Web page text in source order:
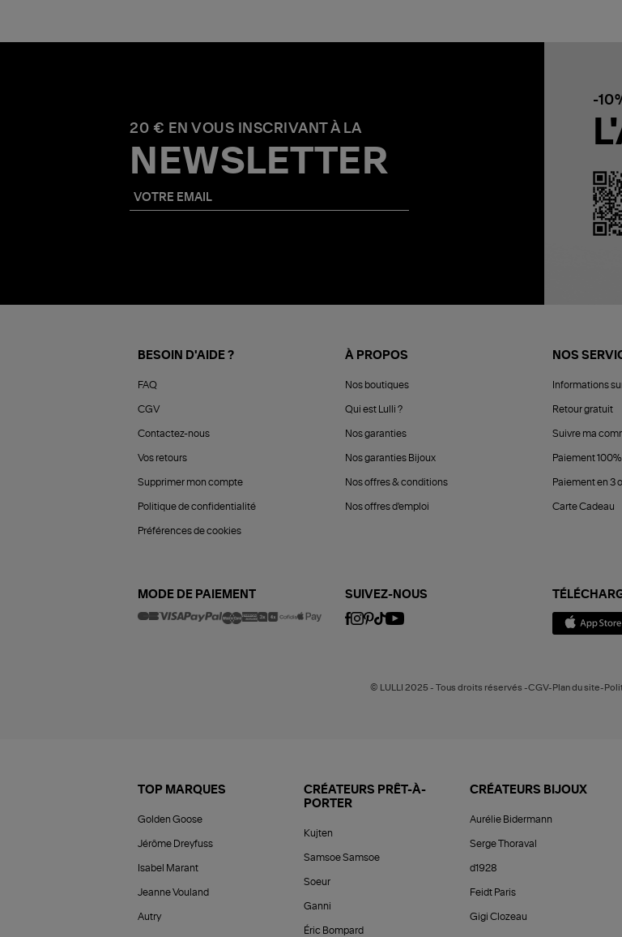
20 € EN VOUS INSCRIVANT À LA
NEWSLETTER
-
BESOIN D'AIDE ?
FAQ
CGV
Contactez-nous
Vos retours
Supprimer mon compte
Politique de confidentialité
Préférences de cookies
À PROPOS
Nos boutiques
Qui est Lulli ?
Nos garanties
Nos garanties Bijoux
Nos offres & conditions
Nos offres d'emploi
NOS
Informations
Retour gratuit
Suivre ma
Paiement
Paiement en 3
Carte Cadeau
MODE DE PAIEMENT SUIVEZ-NOUS
© LULLI 2025 - Tous droits réservés -CGV-Plan du site-
TOP MARQUES
Golden Goose
Jérôme Dreyfuss
Isabel Marant
Jeanne Vouland
Autry
CRÉATEURS PRÊT-À-
PORTER
Kujten
Samsoe Samsoe
Soeur
Ganni
Éric Bompard
CRÉATEURS BIJOUX
Aurélie Bidermann
Serge Thoraval
d1928
Feidt Paris
Gigi Clozeau